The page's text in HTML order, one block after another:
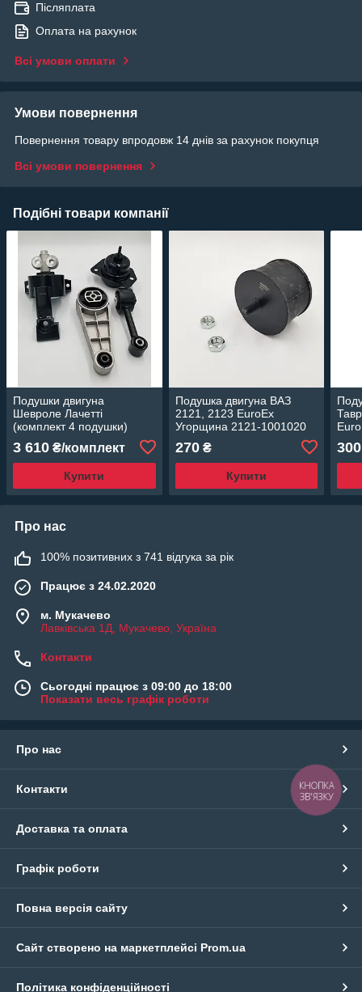
Післяплата
Оплата на рахунок
Всі умови оплати
Умови повернення
Повернення товару впродовж 14 днів за рахунок покупця
Всі умови повернення
Подібні товари компанії
Подушки двигуна
Шевроле Лачетті
(комплект 4 подушки)
3 610 ₴/комплект
Купити
Подушка двигуна ВАЗ
2121, 2123 EuroEx
Угорщина 2121-1001020
270₴
Купити
300
Про нас
100% позитивних з 741 відгука за рік
Працює з 24.02.2020
м. Мукачево
Лавківська 1Д, Мукачево, Україна
Контакти
Сьогодні працює з 09:00 до 18:00
Показати весь графік роботи
Про нас
Контакти
Доставка та оплата
Графік роботи
Повна версія сайту
Сайт створено на маркетплейсі Prom.ua
Політика конфіденційності
КНОПКА
ЗВ'ЯЗКУ